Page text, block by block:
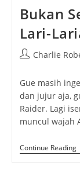
Bukan
Lari-
PostCharlie
Gue masih
dan jujur aja,
Raider. Lagi
muncul wajah
Continue Reading